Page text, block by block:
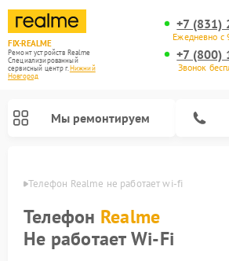
FIX-REALME
Ремонт устройств Realme
Специализированный
cервисный центр г.Нижний
Новгород
+7 (831)
Ежедневно
+7 (800)
Звонок
Мы ремонтируем
Телефон Realme не работает wi-fi
Телефон Realme
Не работает Wi-Fi